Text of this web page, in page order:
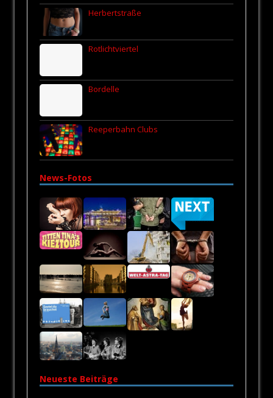
Herbertstraße
Rotlichtviertel
Bordelle
Reeperbahn Clubs
News-Fotos
Neueste Beiträge